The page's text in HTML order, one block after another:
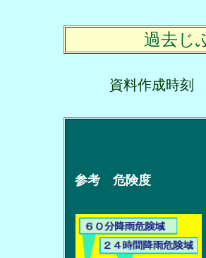
過去じ
資料作成
参考 危険度